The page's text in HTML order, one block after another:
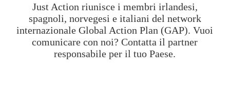
Just Action riunisce i membri irlandesi,
spagnoli, norvegesi e italiani del network
internazionale Global Action Plan (GAP). Vuoi
comunicare con noi? Contatta il partner
responsabile per il tuo Paese.